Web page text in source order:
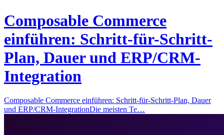
Composable Commerce
einführen: Schritt-für-Schritt-
Plan, Dauer und ERP/CRM-
Integration
Composable Commerce einführen: Schritt-für-Schritt-Plan, Dauer
und ERP/CRM-IntegrationDie meisten Te…